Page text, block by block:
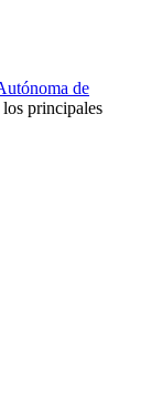
de
los principales